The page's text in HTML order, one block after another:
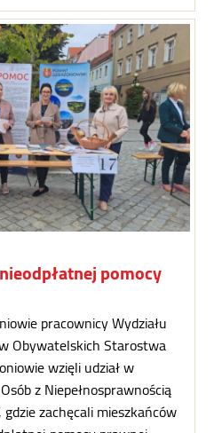
pomocy
pracownicy Wydziału
Obywatelskich Starostwa
wzięli udział w
z Niepełnosprawnością
zachęcali mieszkańców